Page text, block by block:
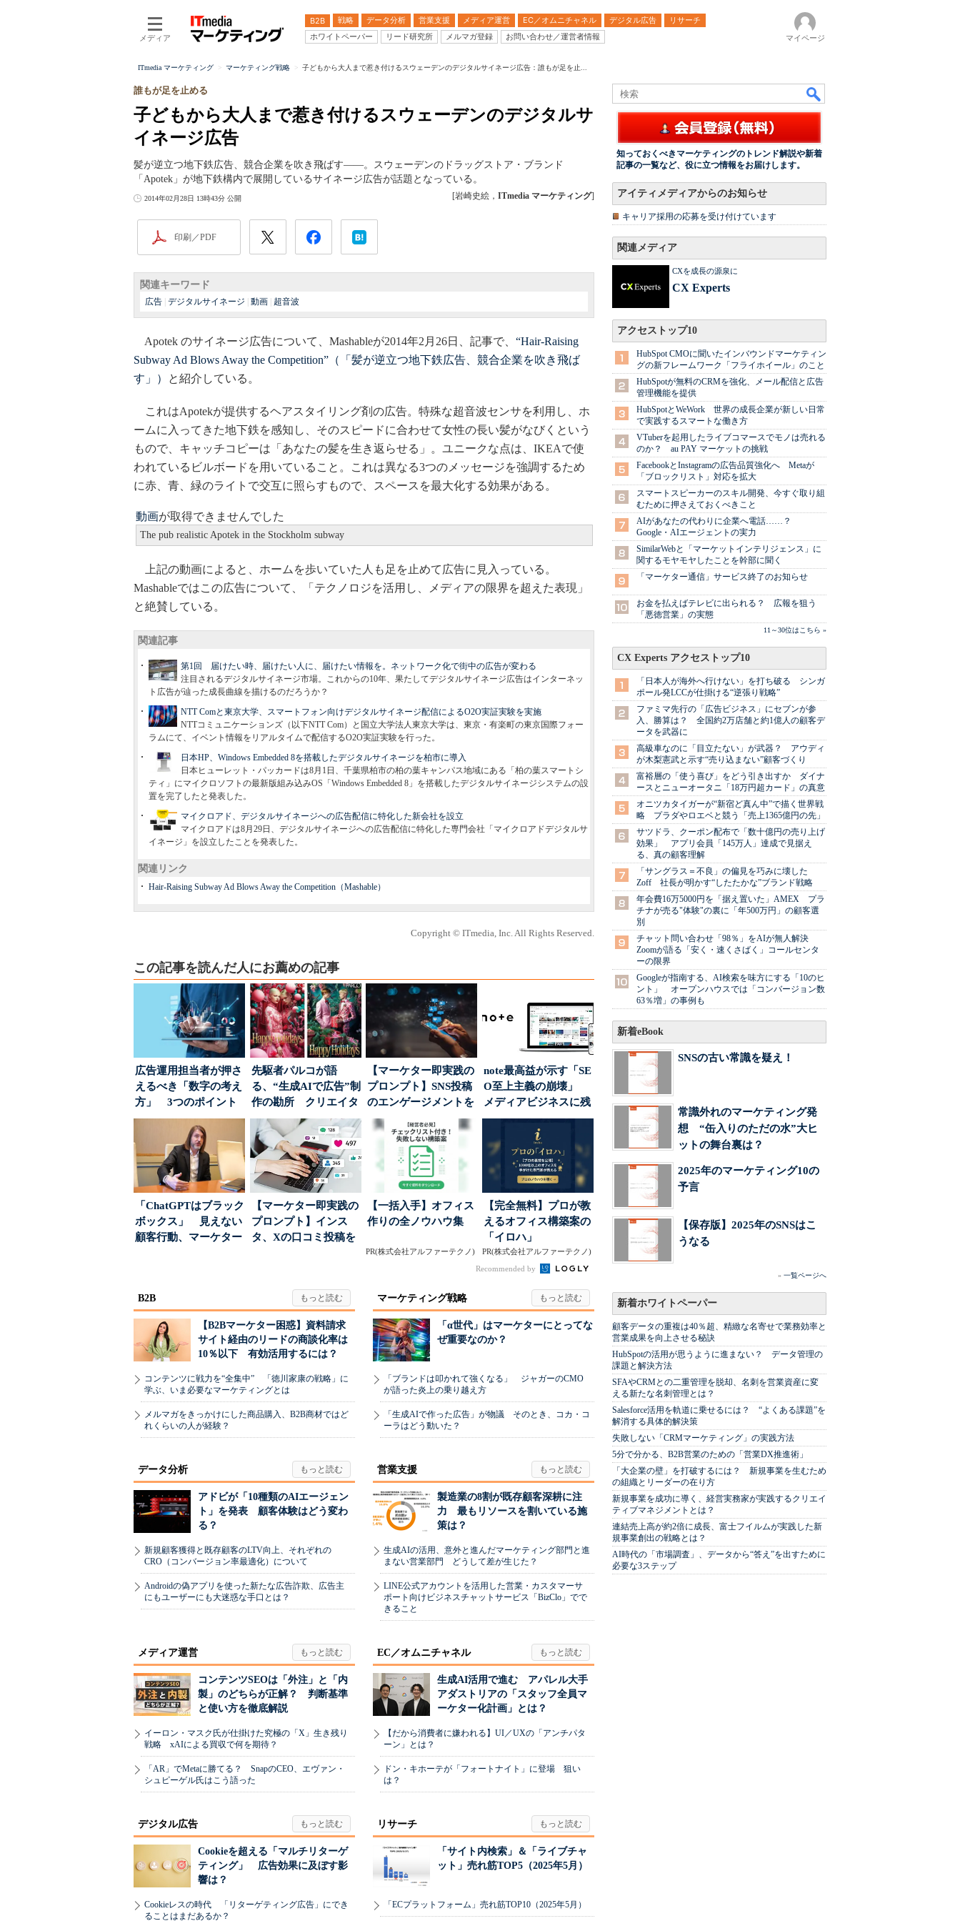
メディア
B2B 戦略 データ分析 営業支援 メディア運営 EC／オムニチャネル デジタル広告
リサーチ
ホワイトペーパー
リード研究所 メルマガ登録 お問い合わせ／運営者情報 マイページ
ITmedia マーケティング マーケティング戦略 子どもから大人まで惹き付けるスウェーデンのデジタルサイネージ広告：誰もが足を止...
子どもから大人まで惹き付けるスウェーデンのデジタルサ
イネージ広告
誰もが足を止める
髪が逆立つ地下鉄広告、競合企業を吹き飛ばす――。スウェーデンのドラッグストア・ブランド
「Apotek」が地下鉄構内で展開しているサイネージ広告が話題となっている。
2014年02月28日 13時43分 公開 [岩崎史絵， ITmedia マーケティング]
印刷／PDF
関連キーワード
広告 デジタルサイネージ 動画 超音波
Apotek のサイネージ広告について、Mashableが2014年2月26日、記事で、 “Hair-Raising
Subway Ad Blows Away the Competition”（「髪が逆立つ地下鉄広告、競合企業を吹き飛ば
す」）
と紹介している。
これはApotekが提供するヘアスタイリング剤の広告。特殊な超音波センサを利用し、ホ
ームに入ってきた地下鉄を感知し、そのスピードに合わせて女性の長い髪がなびくという
もので、キャッチコピーは「あなたの髪を生き返らせる」。ユニークな点は、IKEAで使
われているビルボードを用いていること。これは異なる3つのメッセージを強調するため
に赤、青、緑のライトで交互に照らすもので、スペースを最大化する効果がある。
動画が取得できませんでした
The pub realistic Apotek in the Stockholm subway
上記の動画によると、ホームを歩いていた人も足を止めて広告に見入っている。
Mashableではこの広告について、「テクノロジを活用し、メディアの限界を超えた表現」
と絶賛している。
関連記事
第1回 届けたい時、届けたい人に、届けたい情報を。ネットワーク化で街中の広告が変わる
注目されるデジタルサイネージ市場。これからの10年、果たしてデジタルサイネージ広告はインターネッ
ト広告が辿った成長曲線を描けるのだろうか？
NTT Comと東京大学、スマートフォン向けデジタルサイネージ配信によるO2O実証実験を実施
NTTコミュニケーションズ（以下NTT Com）と国立大学法人東京大学は、東京・有楽町の東京国際フォー
ラムにて、イベント情報をリアルタイムで配信するO2O実証実験を行った。
日本HP、Windows Embedded 8を搭載したデジタルサイネージを柏市に導入
日本ヒューレット・パッカードは8月1日、千葉県柏市の柏の葉キャンパス地域にある「柏の葉スマートシ
ティ」にマイクロソフトの最新版組み込みOS「Windows Embedded 8」を搭載したデジタルサイネージシステムの設
置を完了したと発表した。
マイクロアド、デジタルサイネージへの広告配信に特化した新会社を設立
マイクロアドは8月29日、デジタルサイネージへの広告配信に特化した専門会社「マイクロアドデジタルサ
イネージ」を設立したことを発表した。
関連リンク
Hair-Raising Subway Ad Blows Away the Competition（Mashable）
Copyright © ITmedia, Inc. All Rights Reserved.
この記事を読んだ人にお薦めの記事
広告運用担当者が押さ
えるべき「数字の考え
方」 3つのポイント
とは
先駆者パルコが語
る、“生成AIで広告”制
作の勘所 クリエイタ
ーに残る「重要な役
割...
【マーケター即実践の
プロンプト】SNS投稿
のエンゲージメントを
高めるAI活用、ポ...
note最高益が示す「SE
O至上主義の崩壊」
メディアビジネスに残
された“勝ち筋...
「ChatGPTはブラック
ボックス」 見えない
顧客行動、マーケター
【マーケター即実践の
プロンプト】インス
タ、Xの口コミ投稿を
【一括入手】オフィス
作りの全ノウハウ集
PR(株式会社アルファーテクノ)
【完全無料】プロが教
えるオフィス構築案の
「イロハ」
PR(株式会社アルファーテクノ)
Recommended by
B2B
【B2Bマーケター困惑】資料請求
サイト経由のリードの商談化率は
10％以下 有効活用するには？
コンテンツに戦力を“全集中” 「徳川家康の戦略」に
学ぶ、いま必要なマーケティングとは
メルマガをきっかけにした商品購入、B2B商材ではど
れくらいの人が経験？
マーケティング戦略
「α世代」はマーケターにとってな
ぜ重要なのか？
「ブランドは叩かれて強くなる」 ジャガーのCMO
が語った炎上の乗り越え方
「生成AIで作った広告」が物議 そのとき、コカ・コ
ーラはどう動いた？
データ分析
アドビが「10種類のAIエージェン
ト」を発表 顧客体験はどう変わ
る？
新規顧客獲得と既存顧客のLTV向上、それぞれの
CRO（コンバージョン率最適化）について
Androidの偽アプリを使った新たな広告詐欺、広告主
にもユーザーにも大迷惑な手口とは？
営業支援
製造業の8割が既存顧客深耕に注
力 最もリソースを割いている施
策は？
生成AIの活用、意外と進んだマーケティング部門と進
まない営業部門 どうして差が生じた？
LINE公式アカウントを活用した営業・カスタマーサ
ポート向けビジネスチャットサービス「BizClo」でで
きること
メディア運営
コンテンツSEOは「外注」と「内
製」のどちらが正解？ 判断基準
と使い方を徹底解説
イーロン・マスク氏が仕掛けた究極の「X」生き残り
戦略 xAIによる買収で何を期待？
「AR」でMetaに勝てる？ SnapのCEO、エヴァン・
シュピーゲル氏はこう語った
EC／オムニチャネル
生成AI活用で進む アパレル大手
アダストリアの「スタッフ全員マ
ーケター化計画」とは？
【だから消費者に嫌われる】UI／UXの「アンチパタ
ーン」とは？
ドン・キホーテが「フォートナイト」に登場 狙い
は？
デジタル広告
Cookieを超える「マルチリターゲ
ティング」 広告効果に及ぼす影
響は？
Cookieレスの時代 「リターゲティング広告」にでき
ることはまだあるか？
リサーチ
「サイト内検索」＆「ライブチャ
ット」売れ筋TOP5（2025年5月）
「ECプラットフォーム」売れ筋TOP10（2025年5月）
知っておくべきマーケティングのトレンド解説や新着
記事の一覧など、役に立つ情報をお届けします。
アイティメディアからのお知らせ
キャリア採用の応募を受け付けています
関連メディア
CXを成長の源泉に
CX Experts
アクセストップ10
HubSpot CMOに聞いたインバウンドマーケティン
グの新フレームワーク「フライホイール」のこと
HubSpotが無料のCRMを強化、メール配信と広告
管理機能を提供
HubSpotとWeWork 世界の成長企業が新しい日常
で実践するスマートな働き方
VTuberを起用したライブコマースでモノは売れる
のか？ au PAY マーケットの挑戦
FacebookとInstagramの広告品質強化へ Metaが
「ブロックリスト」対応を拡大
スマートスピーカーのスキル開発、今すぐ取り組
むために押さえておくべきこと
AIがあなたの代わりに企業へ電話……？
Google・AIエージェントの実力
SimilarWebと「マーケットインテリジェンス」に
関するモヤモヤしたことを幹部に聞く
「マーケター通信」サービス終了のお知らせ
お金を払えばテレビに出られる？ 広報を狙う
「悪徳営業」の実態
11～30位はこちら »
CX Experts アクセストップ10
「日本人が海外へ行けない」を打ち破る シンガ
ポール発LCCが仕掛ける“逆張り戦略”
ファミマ先行の「広告ビジネス」にセブンが参
入、勝算は？ 全国約2万店舗と約1億人の顧客デ
ータを武器に
高級車なのに「目立たない」が武器？ アウディ
が木梨憲武と示す“売り込まない”顧客づくり
富裕層の「使う喜び」をどう引き出すか ダイナ
ースとニューオータニ「18万円超カード」の真意
オニツカタイガーが“新宿ど真ん中”で描く世界戦
略 プラダやロエベと競う「売上1365億円の先」
サツドラ、クーポン配布で「数十億円の売り上げ
効果」 アプリ会員「145万人」達成で見据え
る、真の顧客理解
「サングラス＝不良」の偏見を巧みに壊した
Zoff 社長が明かす“したたかな”ブランド戦略
年会費16万5000円を「据え置いた」AMEX プラ
チナが売る"体験"の裏に「年500万円」の顧客選
別
チャット問い合わせ「98％」をAIが無人解決
Zoomが語る「安く・速くさばく」コールセンタ
ーの限界
Googleが指南する、AI検索を味方にする「10のヒ
ント」 オープンハウスでは「コンバージョン数
63％増」の事例も
新着eBook
SNSの古い常識を疑え！
常識外れのマーケティング発
想 “缶入りのただの水”大ヒ
ットの舞台裏は？
2025年のマーケティング10の
予言
【保存版】2025年のSNSはこ
うなる
» 一覧ページへ
新着ホワイトペーパー
顧客データの重複は40％超、精緻な名寄せで業務効率と
営業成果を向上させる秘訣
HubSpotの活用が思うように進まない？ データ管理の
課題と解決方法
SFAやCRMとの二重管理を脱却、名刺を営業資産に変
える新たな名刺管理とは？
Salesforce活用を軌道に乗せるには？ “よくある課題”を
解消する具体的解決策
失敗しない「CRMマーケティング」の実践方法
5分で分かる、B2B営業のための「営業DX推進術」
「大企業の壁」を打破するには？ 新規事業を生むため
の組織とリーダーの在り方
新規事業を成功に導く、経営実務家が実践するクリエイ
ティブマネジメントとは？
連結売上高が約2倍に成長、富士フイルムが実践した新
規事業創出の戦略とは？
AI時代の「市場調査」、データから“答え”を出すために
必要な3ステップ